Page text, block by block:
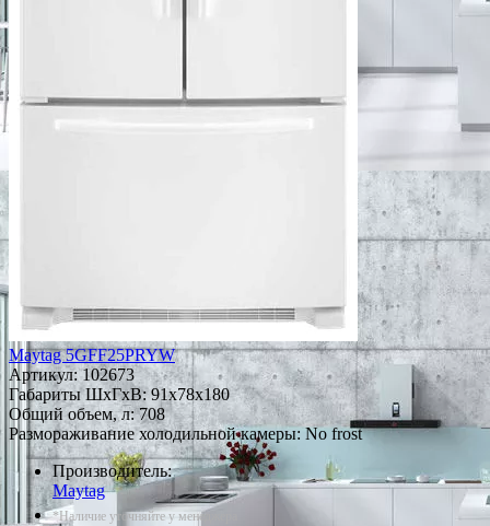
Maytag 5GFF25PRYW
Артикул:102673
Габариты ШxГxВ: 91x78x180
Общий объем, л: 708
Размораживание холодильной камеры: No frost
Производитель:
Maytag
*Наличие уточняйте у менеджера